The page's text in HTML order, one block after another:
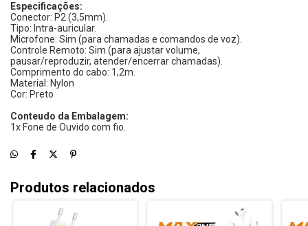
Especificações:
Conector: P2 (3,5mm).
Tipo: Intra-auricular.
Microfone: Sim (para chamadas e comandos de voz).
Controle Remoto: Sim (para ajustar volume,
pausar/reproduzir, atender/encerrar chamadas).
Comprimento do cabo: 1,2m.
Material: Nylon
Cor: Preto
Conteudo da Embalagem:
1x Fone de Ouvido com fio.
Produtos relacionados